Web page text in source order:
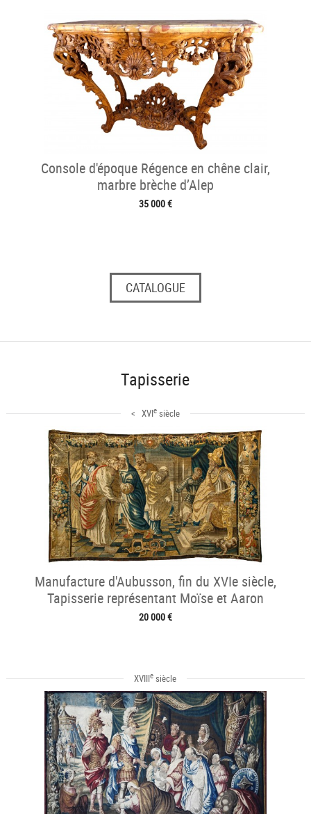
Console d'époque Régence en chêne clair,
marbre brèche d’Alep
35 000 €
CATALOGUE
Tapisserie
< XVIesiècle
Manufacture d'Aubusson, fin du XVIe siècle,
Tapisserie représentant Moïse et Aaron
20 000 €
XVIIIe siècle